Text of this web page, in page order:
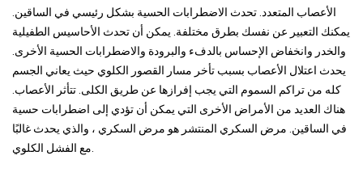
الأعصاب المتعدد. تحدث الاضطرابات الحسية بشكل رئيسي في الساقين.
يمكنك التعبير عن نفسك بطرق مختلفة. يمكن أن تحدث الأحاسيس الطفيلية
والخدر وانخفاض الإحساس بالدفء والبرودة والاضطرابات الحسية الأخرى.
يحدث اعتلال الأعصاب بسبب تأخر مسار القصور الكلوي حيث يعاني الجسم
كله من تراكم السموم التي يجب إفرازها عن طريق الكلى. تتأثر الأعصاب.
هناك العديد من الأمراض الأخرى التي يمكن أن تؤدي إلى اضطرابات حسية
في الساقين. مرض السكري المنتشر هو مرض السكري ، والذي يحدث غالبًا